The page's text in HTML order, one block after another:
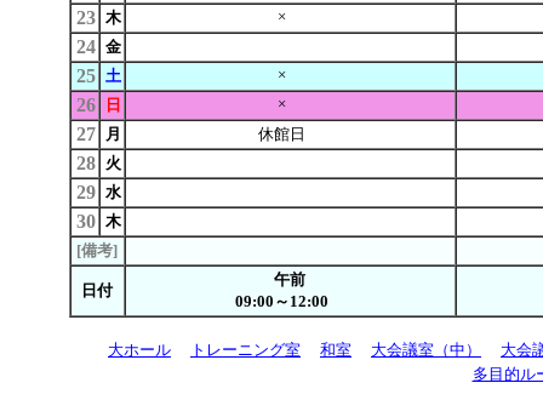
23 木 ×
24 金
25 土 ×
26 日 ×
27 月 休館日
28 火
29 水
30 木
[備考]
日付
午前
09:00～12:00
大ホール トレーニング室 和室 大会議室（中）
大会
多目的ル